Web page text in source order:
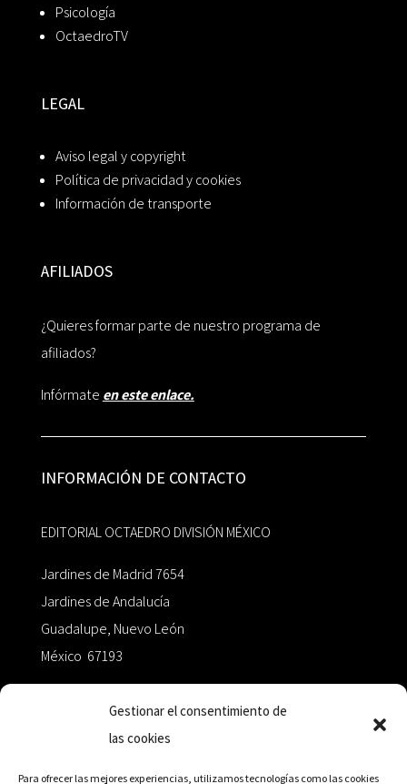
Gestionar el consentimiento de
las cookies
Para ofrecer las mejores experiencias, utilizamos tecnologías como las cookies
Psicología
OctaedroTV
LEGAL
Aviso legal y copyright
Política de privacidad y cookies
Información de transporte
AFILIADOS
¿Quieres formar parte de nuestro programa de
afiliados?
Infórmate en este enlace.
INFORMACIÓN DE CONTACTO
EDITORIAL OCTAEDRO DIVISIÓN MÉXICO
Jardines de Madrid 7654
Jardines de Andalucía
Guadalupe, Nuevo León
México 67193
+52 811.499.5638